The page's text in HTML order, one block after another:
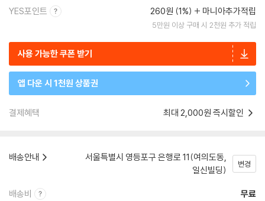
YES포인트 260원 (1%) 마니아추가적립
5만원 이상 구매 시 2천원 추가 적립
사용 가능한 쿠폰 받기
앱 다운 시 1천원 상품권
결제혜택 최대 2,000원 즉시할인
배송안내
서울특별시 영등포구 은행로 11(여의도동,
일신빌딩)
변경
배송비 무료